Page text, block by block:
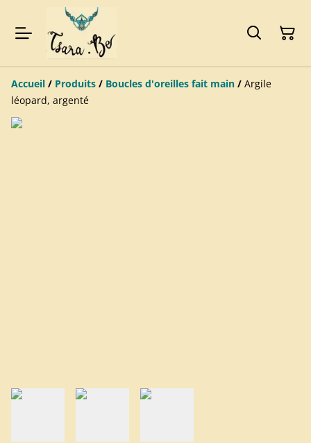
Accueil / Produits / Boucles d'oreilles fait main / Argile
léopard, argenté